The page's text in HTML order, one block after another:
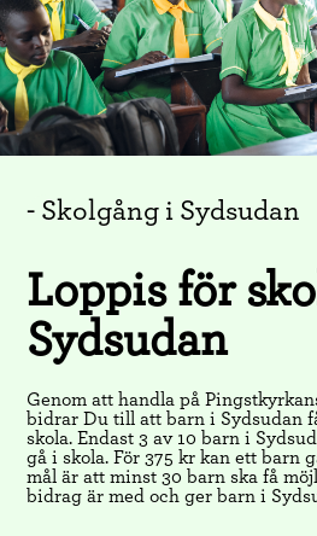
- Skolgång i Sydsudan
Loppis för
Sydsudan
Genom att handla på
bidrar Du till att barn i Sydsudan
skola. Endast 3 av 10 barn i
gå i skola. För 375 kr kan ett barn
mål är att minst 30 barn ska få
bidrag är med och ger barn i